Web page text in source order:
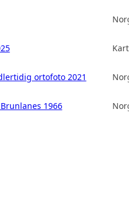
ortofoto 2021
1966